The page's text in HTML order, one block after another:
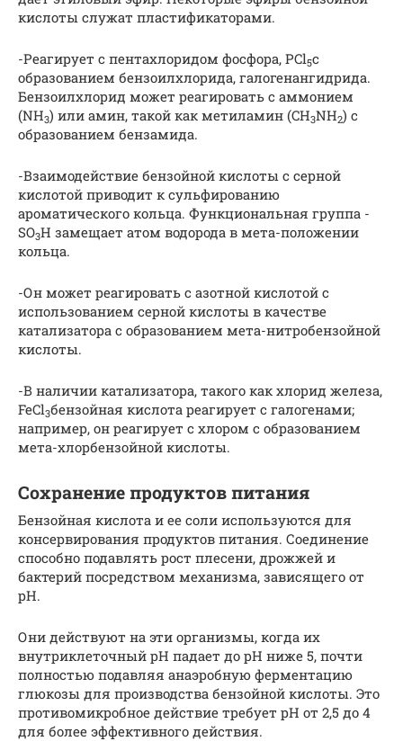
кислоты служат пластификаторами.
-Реагирует с пентахлоридом фосфора, PCl5с
образованием бензоилхлорида, галогенангидрида.
Бензоилхлорид может реагировать с аммонием
(NH3) или амин, такой как метиламин (CH3NH2) с
образованием бензамида.
-Взаимодействие бензойной кислоты с серной
кислотой приводит к сульфированию
ароматического кольца. Функциональная группа -
SO3H замещает атом водорода в мета-положении
кольца.
-Он может реагировать с азотной кислотой с
использованием серной кислоты в качестве
катализатора с образованием мета-нитробензойной
кислоты.
-В наличии катализатора, такого как хлорид железа,
FeCl3бензойная кислота реагирует с галогенами;
например, он реагирует с хлором с образованием
мета-хлорбензойной кислоты.
Сохранение продуктов питания
Бензойная кислота и ее соли используются для
консервирования продуктов питания. Соединение
способно подавлять рост плесени, дрожжей и
бактерий посредством механизма, зависящего от
pH.
Они действуют на эти организмы, когда их
внутриклеточный pH падает до pH ниже 5, почти
полностью подавляя анаэробную ферментацию
глюкозы для производства бензойной кислоты. Это
противомикробное действие требует pH от 2,5 до 4
для более эффективного действия.